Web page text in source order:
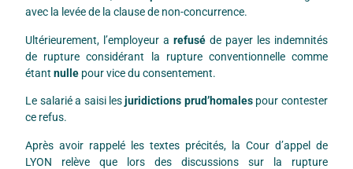
avec la levée de la clause de non-concurrence.
Ultérieurement, l’employeur arefusé de payer les indemnités
de rupture considérant la rupture conventionnelle comme
étantnulle pour vice du consentement.
Le salarié a saisi lesjuridictions prud’homales pour contester
ce refus.
Après avoir rappelé les textes précités, la Cour d’appel de
LYON relève que lors des discussions sur la rupture